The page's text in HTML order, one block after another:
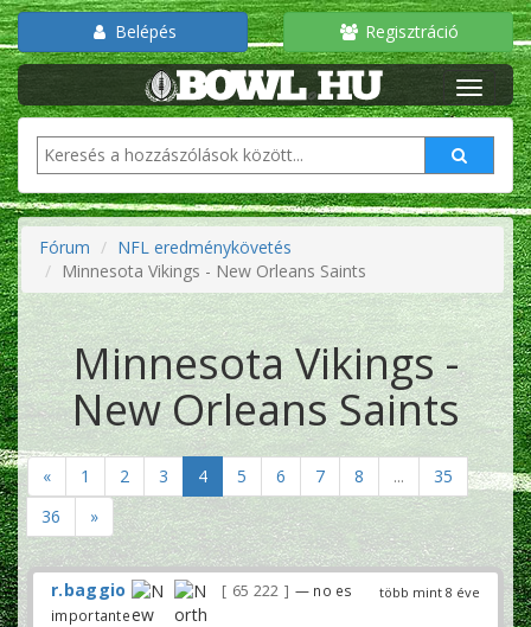
Belépés Regisztráció
Fórum
NFL eredménykövetés
Minnesota Vikings - New Orleans Saints
Minnesota Vikings -
New Orleans Saints
« 1 2 3 4 5 6 7 8 ...
35
36
»
több mint 8 éve
r.baggio 65 222
— no es
importante